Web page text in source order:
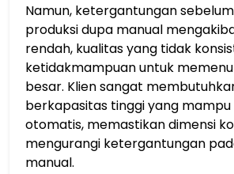
Namun, ketergantungan
produksi dupa manual
rendah, kualitas yang tidak
ketidakmampuan untuk
besar. Klien sangat
berkapasitas tinggi yang mampu
otomatis, memastikan dimensi
mengurangi ketergantungan
manual.